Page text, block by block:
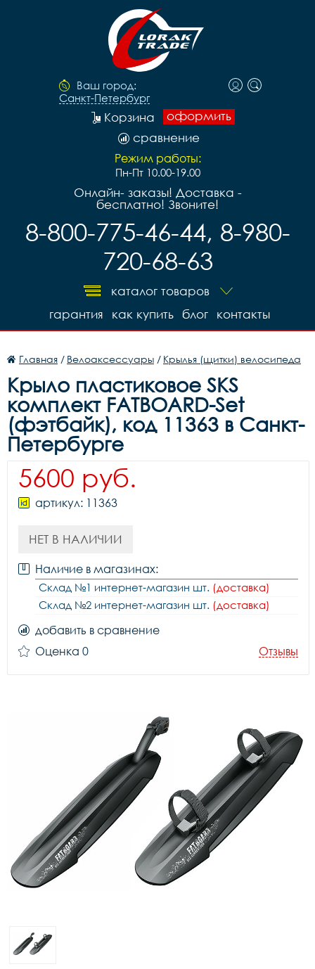
Ваш город:
Санкт-Петербург
оформить
Корзина
сравнение
Режим работы:
Пн-Пт 10.00-19.00
Онлайн- заказы! Доставка -
бесплатно! Звоните!
8-800-775-46-44, 8-980-
720-68-63
каталог товаров
контакты
блог
как купить
гарантия
Главная / Велоаксессуары / Крылья (щитки) велосипеда
Крыло пластиковое SKS
комплект FATBOARD-Set
(фэтбайк), код 11363 в Санкт-
Петербурге
5600 руб.
артикул: 11363
НЕТ В НАЛИЧИИ
Наличие в магазинах:
Склад №1 интернет-магазин шт. (доставка)
Склад №2 интернет-магазин шт. (доставка)
добавить в сравнение
Оценка 0
Отзывы